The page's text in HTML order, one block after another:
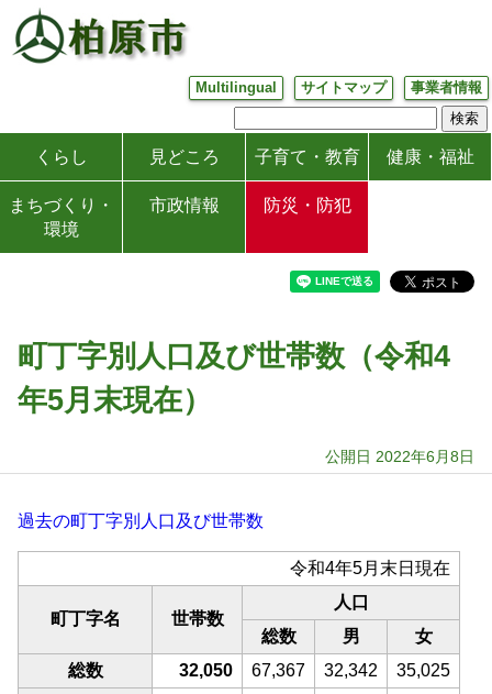
Multilingual サイトマップ 事業者情報
くらし 見どころ 子育て・教育 健康・福祉
まちづくり・
環境
市政情報 防災・防犯
町丁字別人口及び世帯数（令和4
年5月末現在）
公開日 2022年6月8日
過去の町丁字別人口及び世帯数
令和4年5月末日現在
町丁字名 世帯数
人口
総数
男
女
総数
32,050 67,367 32,342
35,025